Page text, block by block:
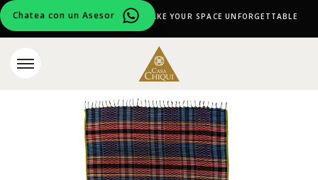
Chatea con un Asesor
CURATED DESIGN PIECES TO MAKE YOUR SPACE UNFORGETTABLE